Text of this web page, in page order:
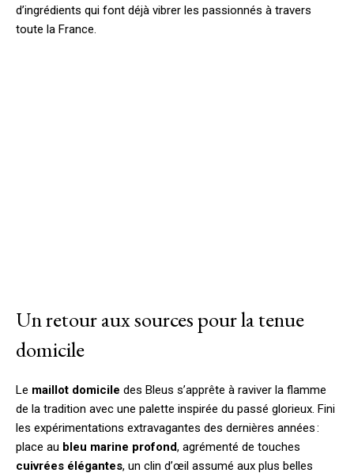
d’ingrédients qui font déjà vibrer les passionnés à travers
toute la France.
Un retour aux sources pour la tenue
domicile
Le maillot domicile des Bleus s’apprête à raviver la flamme
de la tradition avec une palette inspirée du passé glorieux. Fini
les expérimentations extravagantes des dernières années :
place au bleu marine profond, agrémenté de touches
cuivrées élégantes, un clin d’œil assumé aux plus belles